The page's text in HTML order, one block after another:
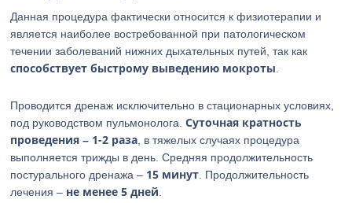
Данная процедура фактически относится к физиотерапии и
является наиболее востребованной при патологическом
течении заболеваний нижних дыхательных путей, так как
способствует быстрому выведению мокроты
Проводится дренаж исключительно в стационарных условиях,
под руководством пульмонолога.Суточная кратность
проведения – 1-2 раза , в тяжелых случаях процедура
выполняется трижды в день. Средняя продолжительность
постурального дренажа – 15 минут . Продолжительность
лечения – не менее 5 дней